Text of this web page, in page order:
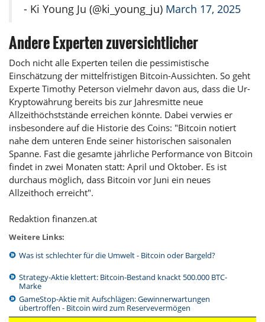
- Ki Young Ju (@ki_young_ju) March 17, 2025
Andere Experten zuversichtlicher
Doch nicht alle Experten teilen die pessimistische
Einschätzung der mittelfristigen Bitcoin-Aussichten. So geht
Experte Timothy Peterson vielmehr davon aus, dass die Ur-
Kryptowährung bereits bis zur Jahresmitte neue
Allzeithöchststände erreichen könnte. Dabei verwies er
insbesondere auf die Historie des Coins: "Bitcoin notiert
nahe dem unteren Ende seiner historischen saisonalen
Spanne. Fast die gesamte jährliche Performance von Bitcoin
findet in zwei Monaten statt: April und Oktober. Es ist
durchaus möglich, dass Bitcoin vor Juni ein neues
Allzeithoch erreicht".
Redaktion finanzen.at
Weitere Links:
Was ist schlechter für die Umwelt - Bitcoin oder Bargeld?
Strategy-Aktie klettert: Bitcoin-Bestand knackt 500.000 BTC-
Marke
GameStop-Aktie mit Aufschlägen: Gewinnerwartungen
übertroffen - Bitcoin wird zum Reservevermögen